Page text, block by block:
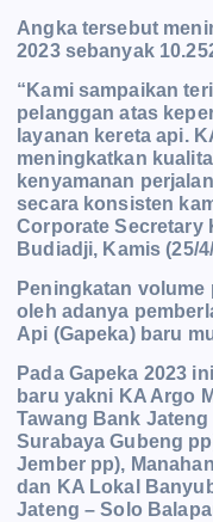
Angka tersebut
2023 sebanyak
“Kami sampaikan
pelanggan atas
layanan kereta api.
meningkatkan
kenyamanan
secara konsisten
Corporate Secretary
Budiadji, Kamis (25/
Peningkatan
oleh adanya
Api (Gapeka) baru
Pada Gapeka 2023
baru yakni KA Argo
Tawang Bank
Surabaya Gubeng
Jember pp),
dan KA Lokal
Jateng – Solo